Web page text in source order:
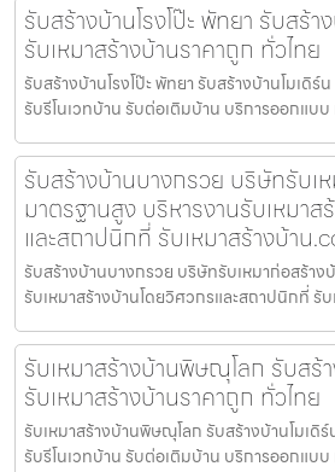
รับสร้างบ้านโรงโป๊ะ พัทยา รับสร้
รับเหมาสร้างบ้านราคาถูก ทั่วไทย
รับสร้างบ้านโรงโป๊ะ พัทยา รับสร้างบ้านโมเดิร์
รับรีโนเวทบ้าน รับต่อเติมบ้าน บริการออกแบบ
รับสร้างบ้านบางกรวย บริษัทรับเ
มาตรฐานสูง บริหารงานรับเหมาส
และสถาปนิกที่ รับเหมาสร้างบ้าน
รับสร้างบ้านบางกรวย บริษัทรับเหมาก่อสร้าง
รับเหมาสร้างบ้านโดยวิศวกรและสถาปนิกที่ รับ
รับเหมาสร้างบ้านพิษณุโลก รับสร้
รับเหมาสร้างบ้านราคาถูก ทั่วไทย
รับเหมาสร้างบ้านพิษณุโลก รับสร้างบ้านโมเดิร์
รับรีโนเวทบ้าน รับต่อเติมบ้าน บริการออกแบบ